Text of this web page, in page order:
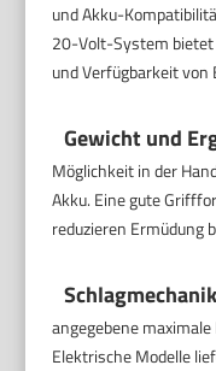
und Akku-
20-Volt-System
und Verfügbarkeit von
Gewicht und
Möglichkeit in der
Akku. Eine gute
reduzieren Ermüdung
angegebene
Elektrische Modelle